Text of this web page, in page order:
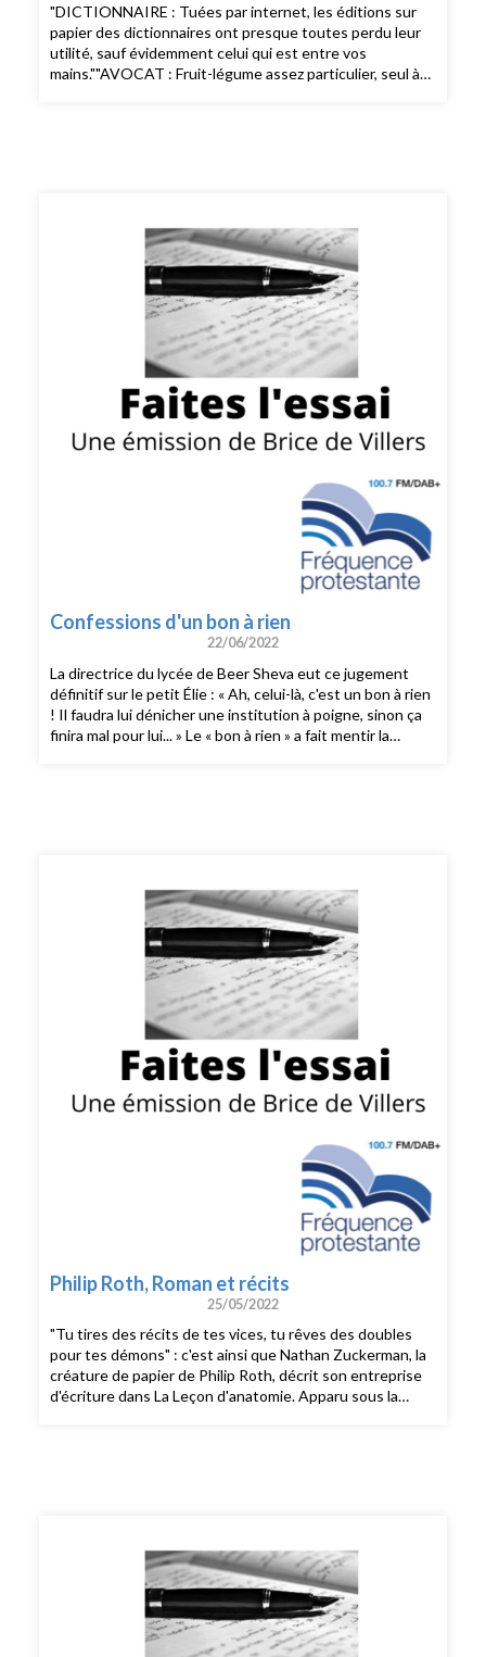
"DICTIONNAIRE : Tuées par internet, les éditions sur
papier des dictionnaires ont presque toutes perdu leur
utilité, sauf évidemment celui qui est entre vos
mains.""AVOCAT : Fruit-légume assez particulier, seul à
lapin, c'est "fait de mensonges et de vérités, de citations
découvertes ou inventées et de petites vulgarités qui
constituent la vertu principale de beaucoup d'ouvrages".
Confessions d'un bon à rien
22/06/2022
La directrice du lycée de Beer Sheva eut ce jugement
définitif sur le petit Élie : « Ah, celui-là, c'est un bon à rien
! Il faudra lui dénicher une institution à poigne, sinon ça
finira mal pour lui... » Le « bon à rien » a fait mentir la
Roumanie pour « cosmopolitisme » ; une mère qui a
survécu à la déportation mais y a perdu deux enfants et
sa santé mentale... En 1961, son père reçoit enfin le «
certificat de voyage » tant espéré. Une nouvelle vie
commence : après un séjour d'un an dans un kibboutz au
nord du Néguev, le jeune adolescent travaille pour payer
ses études au collège français Saint-Joseph de Jaffa.
Incorporé dans Tsahal comme parachutiste, il participe à
la guerre des Six-Jours, puis, comme réserviste, à la
première guerre du Liban. À l'Université Hébraïque de
Jérusalem, puis à Tel-Aviv, il se passionne pour la
française et passe sa thèse de doctorat d'histoire à la
Sorbonne. La France devient sa « seconde patrie
intellectuelle et affective ». Membre du comité central du
parti travailliste israélien, il décline le poste de chef de
cabinet de Shimon Peres et tourne ainsi le dos à une
carrière politique prometteuse. Mais il sera nommé
ambassadeur d'Israël en France en 2000. Cofondateur
du musée de l'Europe à Bruxelles, il sera « le plus israélien
des Européens et le plus européen des Israéliens ».
Philip Roth, Roman et récits
25/05/2022
"Tu tires des récits de tes vices, tu rêves des doubles
pour tes démons" : c'est ainsi que Nathan Zuckerman, la
créature de papier de Philip Roth, décrit son entreprise
d'écriture dans La Leçon d'anatomie. Apparu sous la
d'exposer les métamorphoses de la subjectivité. Elle met
en scène quatre moments-clefs de la carrière de
Zuckerman : la relation de l'aspirant écrivain avec son
mentor (L'Écrivain fantôme, 1979) ; le romancier devenu
une célébrité et la victime de son succès (Zuckerman